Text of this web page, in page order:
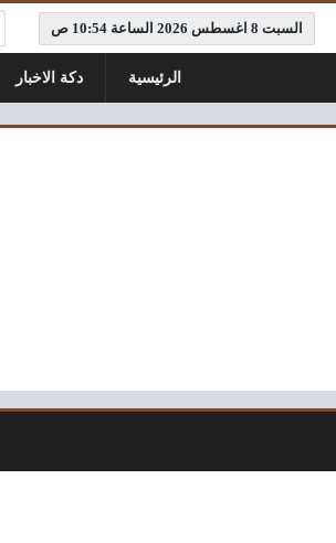
السبت 8 اغسطس 2026 الساعة 10:54 ص
الرئيسية دكة الاخبار